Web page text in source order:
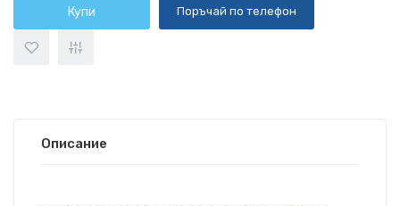
Купи Поръчай по телефон
Описание